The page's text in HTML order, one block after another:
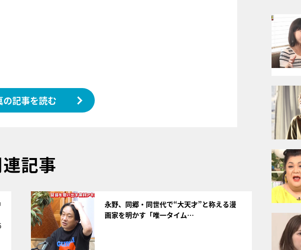
の記事を読む
記事
永野、同郷・同世代で“大天才”と称える漫
画家を明かす「唯一タイム…